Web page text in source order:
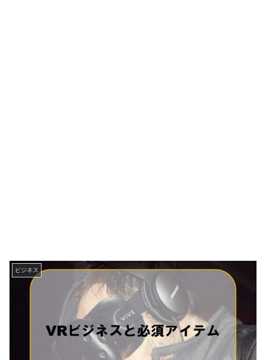
ビジネス